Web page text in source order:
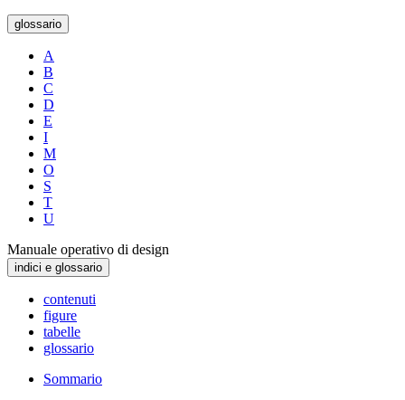
glossario
A
B
C
D
E
I
M
O
S
T
U
Manuale operativo di design
indici e glossario
contenuti
figure
tabelle
glossario
Sommario